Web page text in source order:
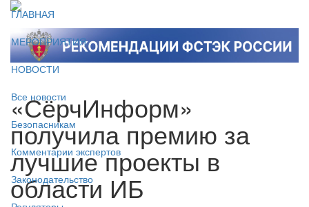
ГЛАВНАЯ
МЕРОПРИЯТИЯ
НОВОСТИ
Все новости
Безопасникам
Комментарии экспертов
Законодательство
«СёрчИнформ»
получила премию за
лучшие проекты в
области ИБ